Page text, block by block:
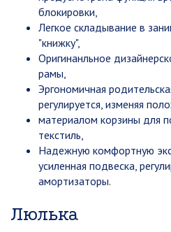
блокировки,
Легкое складывание в
"книжку",
Оригинанльное
рамы,
Эргономичная
регулируется, изменяя
материалом корзины для
текстиль,
Надежную комфортную
усиленная подвеска,
амортизаторы.
Люлька